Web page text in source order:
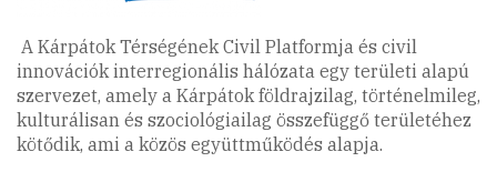
A Kárpátok Térségének Civil Platformja és civil
innovációk interregionális hálózata egy területi alapú
szervezet, amely a Kárpátok földrajzilag, történelmileg,
kulturálisan és szociológiailag összefüggő területéhez
kötődik, ami a közös együttműködés alapja.